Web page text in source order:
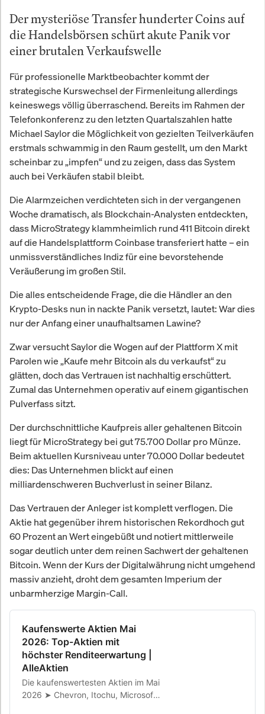
Der mysteriöse Transfer hunderter Coins auf
die Handelsbörsen schürt akute Panik vor
einer brutalen Verkaufswelle
Für professionelle Marktbeobachter kommt der
strategische Kurswechsel der Firmenleitung allerdings
keineswegs völlig überraschend. Bereits im Rahmen der
Telefonkonferenz zu den letzten Quartalszahlen hatte
Michael Saylor die Möglichkeit von gezielten Teilverkäufen
erstmals schwammig in den Raum gestellt, um den Markt
scheinbar zu „impfen“ und zu zeigen, dass das System
auch bei Verkäufen stabil bleibt.
Die Alarmzeichen verdichteten sich in der vergangenen
Woche dramatisch, als Blockchain-Analysten entdeckten,
dass MicroStrategy klammheimlich rund 411 Bitcoin direkt
auf die Handelsplattform Coinbase transferiert hatte – ein
unmissverständliches Indiz für eine bevorstehende
Veräußerung im großen Stil.
Die alles entscheidende Frage, die die Händler an den
Krypto-Desks nun in nackte Panik versetzt, lautet: War dies
nur der Anfang einer unaufhaltsamen Lawine?
Zwar versucht Saylor die Wogen auf der Plattform X mit
Parolen wie „Kaufe mehr Bitcoin als du verkaufst“ zu
glätten, doch das Vertrauen ist nachhaltig erschüttert.
Zumal das Unternehmen operativ auf einem gigantischen
Pulverfass sitzt.
Der durchschnittliche Kaufpreis aller gehaltenen Bitcoin
liegt für MicroStrategy bei gut 75.700 Dollar pro Münze.
Beim aktuellen Kursniveau unter 70.000 Dollar bedeutet
dies: Das Unternehmen blickt auf einen
milliardenschweren Buchverlust in seiner Bilanz.
Das Vertrauen der Anleger ist komplett verflogen. Die
Aktie hat gegenüber ihrem historischen Rekordhoch gut
60 Prozent an Wert eingebüßt und notiert mittlerweile
sogar deutlich unter dem reinen Sachwert der gehaltenen
Bitcoin. Wenn der Kurs der Digitalwährung nicht umgehend
massiv anzieht, droht dem gesamten Imperium der
unbarmherzige Margin-Call.
Kaufenswerte Aktien Mai
2026: Top-Aktien mit
höchster Renditeerwartung |
AlleAktien
Die kaufenswertesten Aktien im Mai
2026 ➤ Chevron, Itochu, Microsoft,